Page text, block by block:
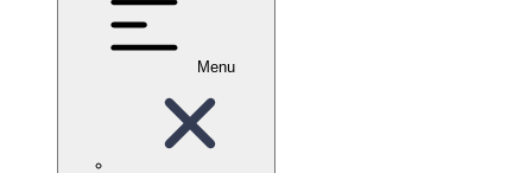
Menu